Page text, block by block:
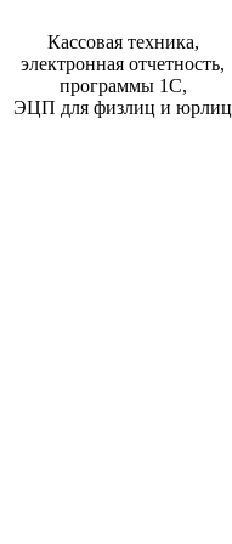
Кассовая техника,
электронная отчетность,
программы 1С,
ЭЦП для физлиц и юрлиц